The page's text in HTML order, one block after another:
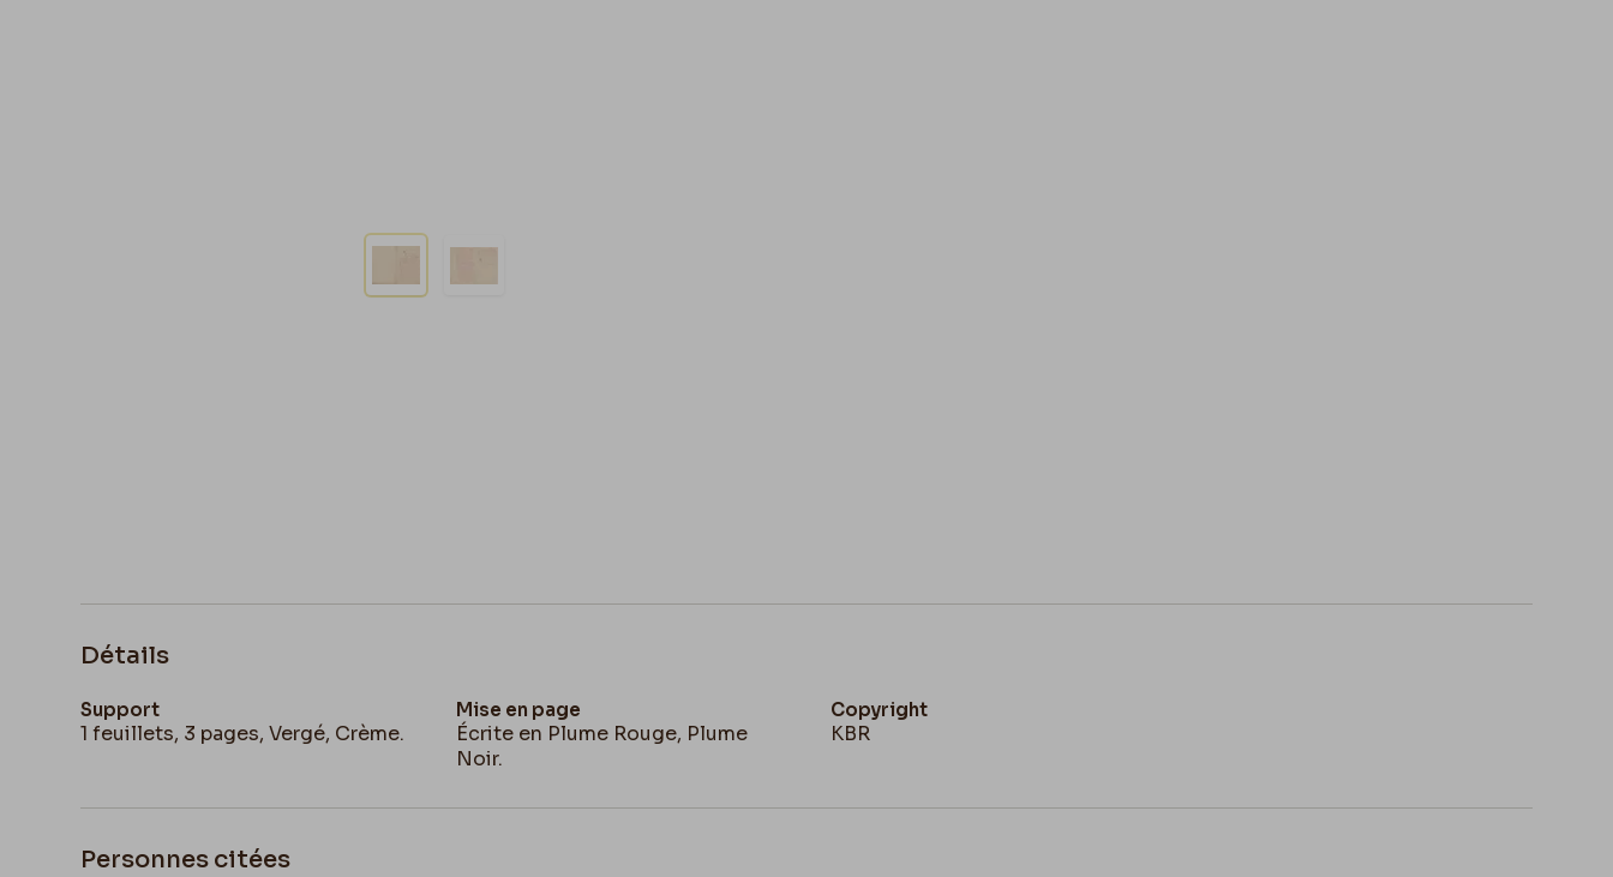
Détails
Support
1 feuillets, 3 pages, Vergé, Crème.
Mise en page
Écrite en Plume Rouge, Plume
Noir.
Copyright
KBR
Personnes citées